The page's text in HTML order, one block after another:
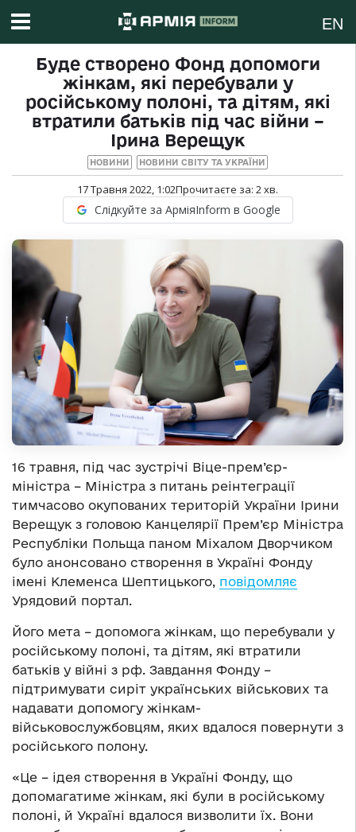
EN
Буде створено Фонд допомоги
жінкам, які перебували у
російському полоні, та дітям, які
втратили батьків під час війни –
Ірина Верещук
НОВИНИ НОВИНИ СВІТУ ТА УКРАЇНИ
17 Травня 2022, 1:02Прочитаєте за: 2хв.
Слідкуйте за АрміяInform в Google
16 травня, під час зустрічі Віце-прем’єр-
міністра – Міністра з питань реінтеграції
тимчасово окупованих територій України Ірини
Верещук з головою Канцелярії Прем’єр Міністра
Республіки Польща паном Міхалом Дворчиком
було анонсовано створення в Україні Фонду
імені Клеменса Шептицького, повідомляє
Урядовий портал.
Його мета – допомога жінкам, що перебували у
російському полоні, та дітям, які втратили
батьків у війні з рф. Завдання Фонду –
підтримувати сиріт українських військових та
надавати допомогу жінкам-
військовослужбовцям, яких вдалося повернути з
російського полону.
«Це – ідея створення в Україні Фонду, що
допомагатиме жінкам, які були в російському
полоні, й Україні вдалося визволити їх. Вони